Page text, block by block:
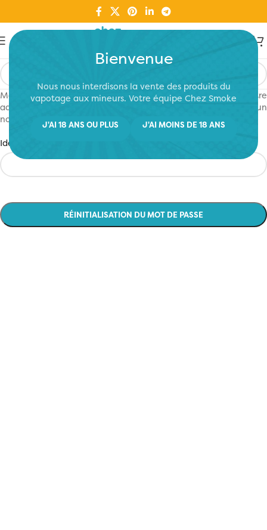
Bienvenue
Nous nous interdisons la vente des produits du
vapotage aux mineurs. Votre équipe Chez Smoke
J'AI 18 ANS OU PLUS J'AI MOINS DE 18 ANS
Mot de passe perdu ? Veuillez saisir votre identifiant ou votre
adresse e-mail. Vous recevrez un lien par e-mail pour créer un
nouveau mot de passe.
Identifiant ou e-mail
RÉINITIALISATION DU MOT DE PASSE